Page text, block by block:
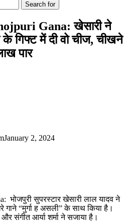
Search for
Gana: खेसारी ने
के गिफ्ट में दी वो चीज, चीखने
पार
January 2, 2024
भोजपुरी सुपरस्टार खेसारी लाल यादव ने
गाने “मुर्गा ह असली” के साथ किया है।
संगीत आर्या शर्मा ने सजाया है।